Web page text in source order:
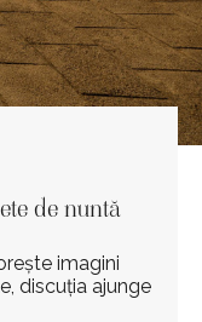
de nuntă
imagini
discuția ajunge